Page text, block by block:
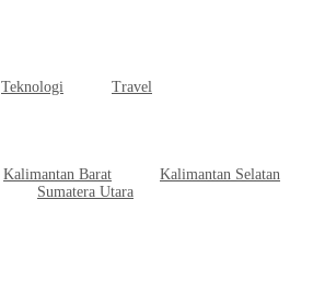
Teknologi
Travel
Kalimantan Barat
Kalimantan Selatan
Sumatera Utara